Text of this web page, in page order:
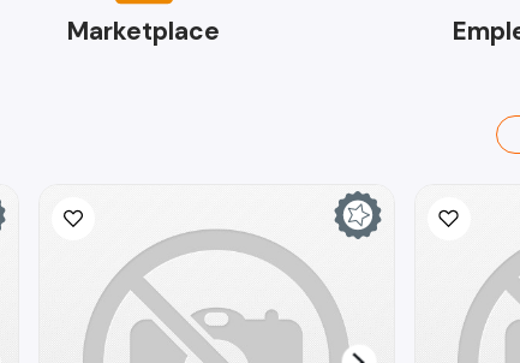
Marketplace